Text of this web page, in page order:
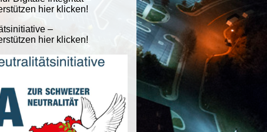
hier klicken!
–
hier klicken!